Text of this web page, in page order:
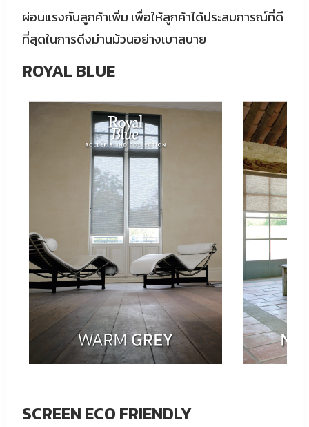
ผ่อนแรงกับลูกค้าเพิ่ม เพื่อให้ลูกค้าได้ประสบการณ์ที่ดี
ที่สุดในการดึงม่านม้วนอย่างเบาสบาย
ROYAL BLUE
SCREEN ECO FRIENDLY